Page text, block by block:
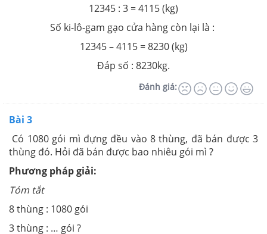
12345 : 3 = 4115 (kg)
Số ki-lô-gam gạo cửa hàng còn lại là :
12345 – 4115 = 8230 (kg)
Đáp số : 8230kg.
Đánh giá:
Bài 3
Có 1080 gói mì đựng đều vào 8 thùng, đã bán được 3
thùng đó. Hỏi đã bán được bao nhiêu gói mì ?
Phương pháp giải:
Tóm tắt
8 thùng : 1080 gói
3 thùng : … gói ?